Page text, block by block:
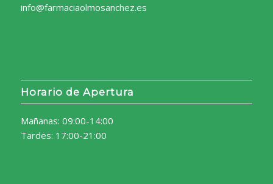
info@farmaciaolmosanchez.es
Horario de Apertura
Mañanas: 09:00-14:00
Tardes: 17:00-21:00